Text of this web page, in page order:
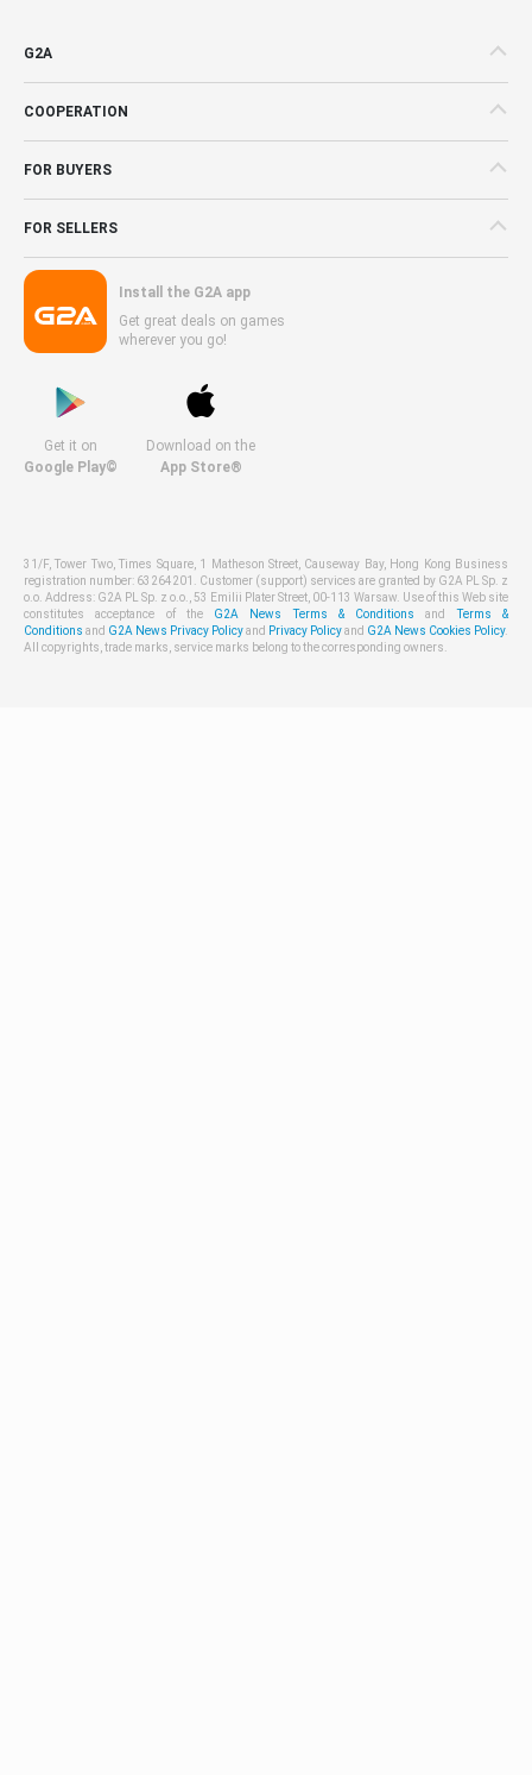
G2A
COOPERATION
FOR BUYERS
FOR SELLERS
Install the G2A app
Get great deals on games
wherever you go!
Get it on
Google Play©
Download on the
App Store®
31/F, Tower Two, Times Square, 1 Matheson Street, Causeway Bay, Hong Kong Business
registration number: 63264201. Customer (support) services are granted by G2A PL Sp. z
o.o. Address: G2A PL Sp. z o.o., 53 Emilii Plater Street, 00-113 Warsaw. Use of this Web site
constitutes acceptance of the G2A News Terms & Conditions andTerms &
Conditions and G2A News Privacy Policyand Privacy Policyand G2A News Cookies Policy.
All copyrights, trade marks, service marks belong to the corresponding owners.